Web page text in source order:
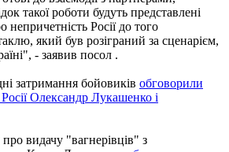
такої роботи будуть представлені
непричетність Росії до того
який був розіграний за сценарієм,
- заявив посол .
затримання бойовиків обговорили
Росії Олександр Лукашенко і
видачу "вагнерівців" з